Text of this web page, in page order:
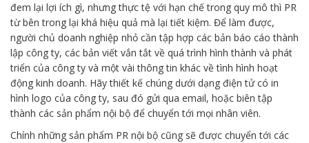
đem lại lợi ích gì, nhưng thực tệ với hạn chế trong quy mô thì PR
từ bên trong lại khá hiệu quả mà lại tiết kiệm. Để làm được,
người chủ doanh nghiệp nhỏ cần tập hợp các bản báo cáo thành
lập công ty, các bản viết vắn tắt về quá trình hình thành và phát
triển của công ty và một vài thông tin khác về tình hình hoạt
động kinh doanh. Hãy thiết kế chúng dưới dạng điện tử có in
hình logo của công ty, sau đó gửi qua email, hoặc biên tập
thành các sản phẩm nội bộ để chuyển tới mọi nhân viên.
Chính những sản phẩm PR nội bộ cũng sẽ được chuyển tới các